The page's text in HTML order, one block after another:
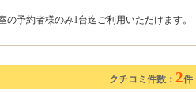
の予約者様のみ1台迄ご利用いただけます。
クチコミ件数： 2件